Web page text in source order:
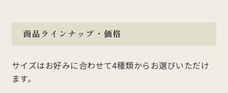
商品ラインナップ・価格
サイズはお好みに合わせて4種類からお選びいただけ
ます。